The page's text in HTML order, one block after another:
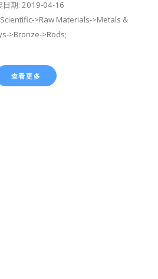
日期: 2019-04-16
>Raw Materials->Metals &
>Bronze->Rods;
查看更多